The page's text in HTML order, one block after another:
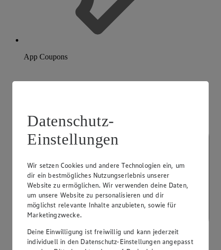
App Coupons
Datenschutz-
Einstellungen
Wir setzen Cookies und andere Technologien ein, um
dir ein bestmögliches Nutzungserlebnis unserer
Website zu ermöglichen. Wir verwenden deine Daten,
um unsere Website zu personalisieren und dir
möglichst relevante Inhalte anzubieten, sowie für
Marketingzwecke.
Deine Einwilligung ist freiwillig und kann jederzeit
individuell in den Datenschutz-Einstellungen angepasst